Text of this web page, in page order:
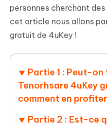
personnes cherchant
cet article nous allons
gratuit de 4uKey !
Partie 1 : Peut-
Tenorhsare 4uKey
comment en
Partie 2 : Est-ce